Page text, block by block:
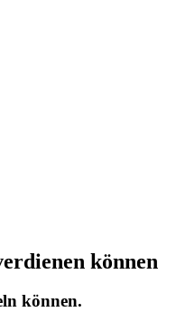
können
können.